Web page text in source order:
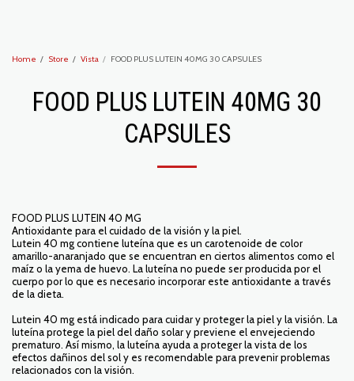
Home Store Vista FOOD PLUS LUTEIN 40MG 30 CAPSULES
FOOD PLUS LUTEIN 40MG 30
CAPSULES
FOOD PLUS LUTEIN 40 MG
Antioxidante para el cuidado de la visión y la piel.
Lutein 40 mg contiene luteína que es un carotenoide de color
amarillo-anaranjado que se encuentran en ciertos alimentos como el
maíz o la yema de huevo. La luteína no puede ser producida por el
cuerpo por lo que es necesario incorporar este antioxidante a través
de la dieta.
Lutein 40 mg está indicado para cuidar y proteger la piel y la visión. La
luteína protege la piel del daño solar y previene el envejeciendo
prematuro. Así mismo, la luteína ayuda a proteger la vista de los
efectos dañinos del sol y es recomendable para prevenir problemas
relacionados con la visión.